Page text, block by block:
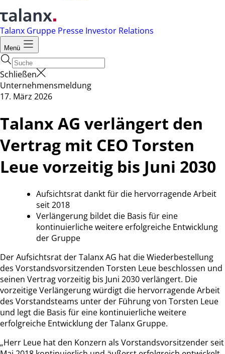
Talanx Gruppe Presse Investor Relations
Menü
Schließen
Unternehmensmeldung
17. März 2026
Talanx AG verlängert den
Vertrag mit CEO Torsten
Leue vorzeitig bis Juni 2030
Aufsichtsrat dankt für die hervorragende Arbeit
seit 2018
Verlängerung bildet die Basis für eine
kontinuierliche weitere erfolgreiche Entwicklung
der Gruppe
Der Aufsichtsrat der Talanx AG hat die Wiederbestellung
des Vorstandsvorsitzenden Torsten Leue beschlossen und
seinen Vertrag vorzeitig bis Juni 2030 verlängert. Die
vorzeitige Verlängerung würdigt die hervorragende Arbeit
des Vorstandsteams unter der Führung von Torsten Leue
und legt die Basis für eine kontinuierliche weitere
erfolgreiche Entwicklung der Talanx Gruppe.
„Herr Leue hat den Konzern als Vorstandsvorsitzender seit